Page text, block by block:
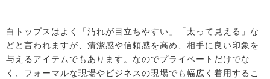
白トップスはよく「汚れが目立ちやすい」「太って見える」な
どと言われますが、清潔感や信頼感を高め、相手に良い印象を
与えるアイテムでもあります。なのでプライベートだけでな
く、フォーマルな現場やビジネスの現場でも幅広く着用するこ